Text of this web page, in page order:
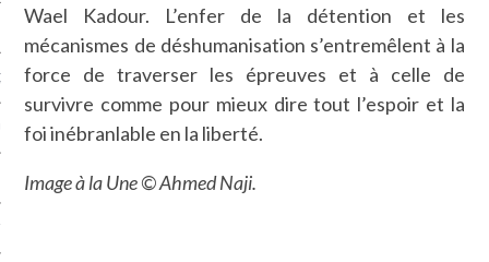
Wael Kadour. L’enfer de la détention et les
mécanismes de déshumanisation s’entremêlent à la
force de traverser les épreuves et à celle de
survivre comme pour mieux dire tout l’espoir et la
foi inébranlable en la liberté.
Image à la Une © Ahmed Naji.